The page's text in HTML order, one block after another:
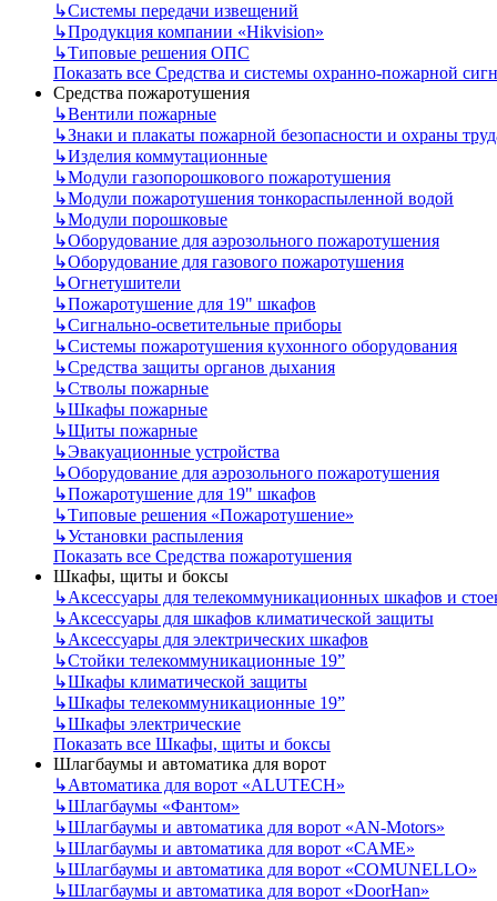
↳Системы передачи извещений
↳Продукция компании «Hikvision»
↳Типовые решения ОПС
Показать все Средства и системы охранно-пожарной
Средства пожаротушения
↳Вентили пожарные
↳Знаки и плакаты пожарной безопасности и охраны
↳Изделия коммутационные
↳Модули газопорошкового пожаротушения
↳Модули пожаротушения тонкораспыленной водой
↳Модули порошковые
↳Оборудование для аэрозольного пожаротушения
↳Оборудование для газового пожаротушения
↳Огнетушители
↳Пожаротушение для 19" шкафов
↳Сигнально-осветительные приборы
↳Системы пожаротушения кухонного оборудования
↳Средства защиты органов дыхания
↳Стволы пожарные
↳Шкафы пожарные
↳Щиты пожарные
↳Эвакуационные устройства
↳Оборудование для аэрозольного пожаротушения
↳Пожаротушение для 19" шкафов
↳Типовые решения «Пожаротушение»
↳Установки распыления
Показать все Средства пожаротушения
Шкафы, щиты и боксы
↳Аксессуары для телекоммуникационных шкафов и
↳Аксессуары для шкафов климатической защиты
↳Аксессуары для электрических шкафов
↳Стойки телекоммуникационные 19”
↳Шкафы климатической защиты
↳Шкафы телекоммуникационные 19”
↳Шкафы электрические
Показать все Шкафы, щиты и боксы
Шлагбаумы и автоматика для ворот
↳Автоматика для ворот «ALUTECH»
↳Шлагбаумы «Фантом»
↳Шлагбаумы и автоматика для ворот «AN-Motors»
↳Шлагбаумы и автоматика для ворот «CAME»
↳Шлагбаумы и автоматика для ворот «COMUNELLO»
↳Шлагбаумы и автоматика для ворот «DoorHan»